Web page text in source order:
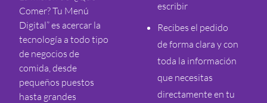
Comer? Tu Menú
Digital” es acercar la
tecnología a todo tipo
de negocios de
comida, desde
pequeños puestos
hasta grandes
escribir
Recibes el pedido
de forma clara y con
toda la información
que necesitas
directamente en tu